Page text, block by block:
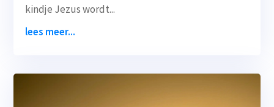
kindje Jezus wordt...
lees meer...